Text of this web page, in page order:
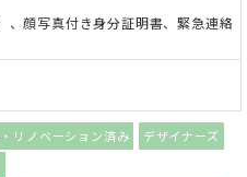
顔写真付き身分証明書、緊急連絡
リノベーション済み
デザイナーズ